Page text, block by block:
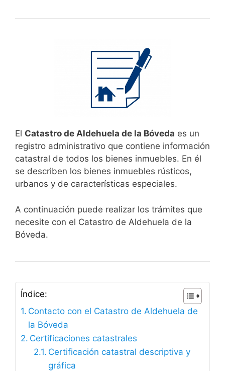
El Catastro de Aldehuela de la Bóveda es un
registro administrativo que contiene información
catastral de todos los bienes inmuebles. En él
se describen los bienes inmuebles rústicos,
urbanos y de características especiales.
A continuación puede realizar los trámites que
necesite con el Catastro de Aldehuela de la
Bóveda.
Índice:
Contacto con el Catastro de Aldehuela de
la Bóveda
Certificaciones catastrales
Certificación catastral descriptiva y
gráfica